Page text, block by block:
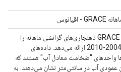
شبکه‌های جرم ماهانه GRACE Tellus ناهنجاری‌های گرانشی ماهانه را
نسبت به میانگین زمانی پایه 2004-2010 ارائه می‌دهد. داده‌های
واحدهای "ضخامت معادل آب" هستند که
عمودی آب در سانتی‌متر نشان می‌دهند. به